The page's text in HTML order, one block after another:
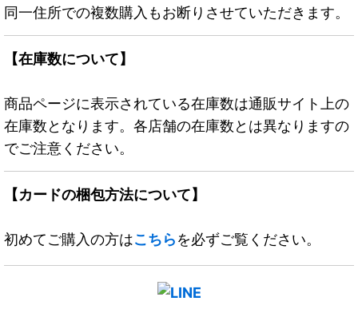
同一住所での複数購入もお断りさせていただきます。
【在庫数について】
商品ページに表示されている在庫数は通販サイト上の
在庫数となります。各店舗の在庫数とは異なりますの
でご注意ください。
【カードの梱包方法について】
初めてご購入の方はこちらを必ずご覧ください。